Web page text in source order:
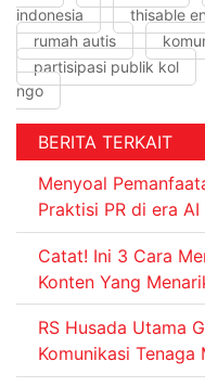
indonesia
thisable
rumah autis
partisipasi publik kol
ngo
BERITA TERKAIT
Menyoal
Praktisi PR di era AI
Catat! Ini 3 Cara
Konten Yang
RS Husada Utama
Komunikasi Tenaga